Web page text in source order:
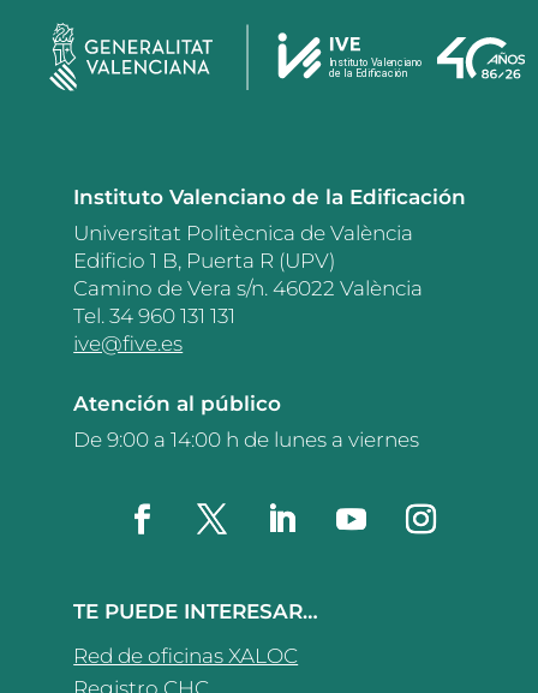
Instituto Valenciano de la Edificación
Universitat Politècnica de València
Edificio 1 B, Puerta R (UPV)
Camino de Vera s/n. 46022 València
Tel. 34 960 131 131
ive@five.es
Atención al público
De 9:00 a 14:00 h de lunes a viernes
TE PUEDE INTERESAR…
Red de oficinas XALOC
Registro CHC